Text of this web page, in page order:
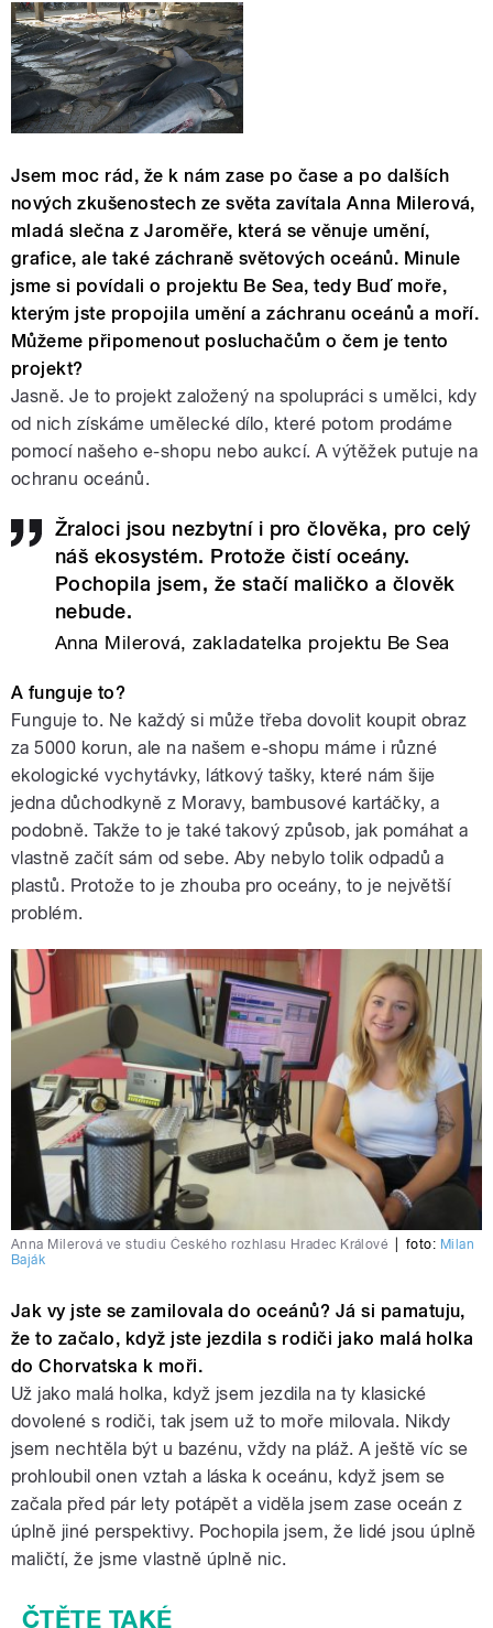
Jsem moc rád, že k nám zase po čase a po dalších
nových zkušenostech ze světa zavítala Anna Milerová,
mladá slečna z Jaroměře, která se věnuje umění,
grafice, ale také záchraně světových oceánů. Minule
jsme si povídali o projektu Be Sea, tedy Buď moře,
kterým jste propojila umění a záchranu oceánů a moří.
Můžeme připomenout posluchačům o čem je tento
projekt?
Jasně. Je to projekt založený na spolupráci s umělci, kdy
od nich získáme umělecké dílo, které potom prodáme
pomocí našeho e-shopu nebo aukcí. A výtěžek putuje na
ochranu oceánů.
Žraloci jsou nezbytní i pro člověka, pro celý
náš ekosystém. Protože čistí oceány.
Pochopila jsem, že stačí maličko a člověk
nebude.
Anna Milerová, zakladatelka projektu Be Sea
A funguje to?
Funguje to. Ne každý si může třeba dovolit koupit obraz
za 5000 korun, ale na našem e-shopu máme i různé
ekologické vychytávky, látkový tašky, které nám šije
jedna důchodkyně z Moravy, bambusové kartáčky, a
podobně. Takže to je také takový způsob, jak pomáhat a
vlastně začít sám od sebe. Aby nebylo tolik odpadů a
plastů. Protože to je zhouba pro oceány, to je největší
problém.
Anna Milerová ve studiu Českého rozhlasu Hradec Králové foto: Milan
Baják
Jak vy jste se zamilovala do oceánů? Já si pamatuju,
že to začalo, když jste jezdila s rodiči jako malá holka
do Chorvatska k moři.
Už jako malá holka, když jsem jezdila na ty klasické
dovolené s rodiči, tak jsem už to moře milovala. Nikdy
jsem nechtěla být u bazénu, vždy na pláž. A ještě víc se
prohloubil onen vztah a láska k oceánu, když jsem se
začala před pár lety potápět a viděla jsem zase oceán z
úplně jiné perspektivy. Pochopila jsem, že lidé jsou úplně
maličtí, že jsme vlastně úplně nic.